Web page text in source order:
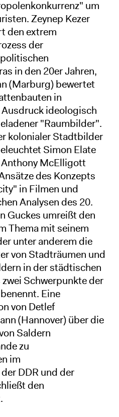
um
Zeynep Kezer
den extrem
der
in den 20er Jahren,
(Marburg) bewertet
in
ideologisch
"Raumbilder".
kolonialer Stadtbilder
Simon Elate
McElligott
des Konzepts
in Filmen und
Analysen des 20.
Guckes umreißt den
Thema mit seinem
unter anderem die
von Stadträumen und
in der städtischen
Schwerpunkte der
Eine
von Detlef
(Hannover) über die
Saldern
zu
im
DDR und der
den